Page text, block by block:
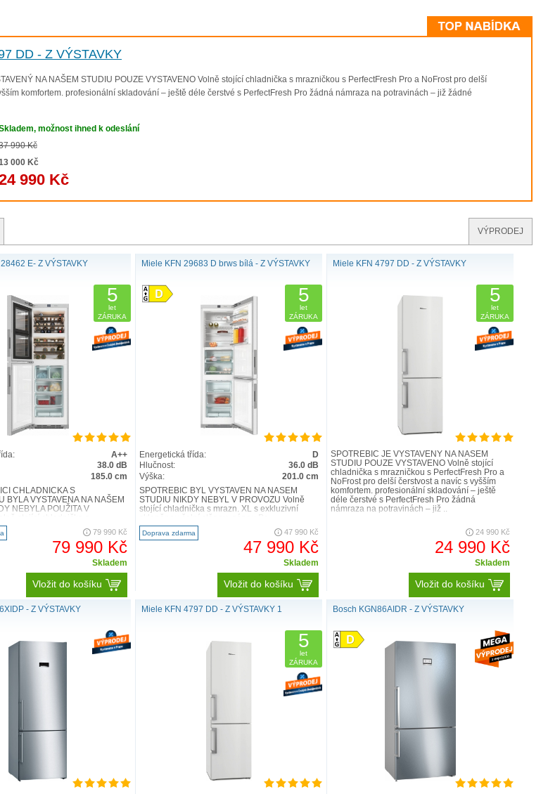
DD - Z VÝSTAVKY
NA NAŠEM STUDIU POUZE VYSTAVENO Volně stojící chladnička s mrazničkou s PerfectFresh Pro a NoFrost pro delší
komfortem. profesionální skladování – ještě déle čerstvé s PerfectFresh Pro žádná námraza na potravinách – již žádné
možnost ihned k odeslání
990 Kč
000 Kč
990 Kč
VÝPRODEJ
E- Z VÝSTAVKY
5
let
ZÁRUKA
A++
38.0 dB
185.0 cm
CHLADNIČKA S
BYLA VYSTAVENA NA NAŠEM
NEBYLA POUŽITA V
79 990 Kč
79 990 Kč
Skladem
Vložit do košíku
Miele KFN 29683 D brws bílá - Z VÝSTAVKY
5
let
ZÁRUKA
Energetická třída:
D
Hlučnost:
36.0 dB
Výška:
201.0 cm
SPOTŘEBIČ BYL VYSTAVEN NA NAŠEM
STUDIU NIKDY NEBYL V PROVOZU Volně
stojící chladnička s mrazn. XL s exkluzivní
Doprava zdarma 47 990 Kč
47 990 Kč
Skladem
Vložit do košíku
Miele KFN 4797 DD - Z VÝSTAVKY
5
let
ZÁRUKA
SPOTŘEBIČ JE VYSTAVENÝ NA NAŠEM
STUDIU POUZE VYSTAVENO Volně stojící
chladnička s mrazničkou s PerfectFresh Pro a
NoFrost pro delší čerstvost a navíc s vyšším
komfortem. profesionální skladování – ještě
déle čerstvé s PerfectFresh Pro žádná
námraza na potravinách – již ..
24 990 Kč
24 990 Kč
Skladem
Vložit do košíku
- Z VÝSTAVKY Miele KFN 4797 DD - Z VÝSTAVKY 1
5
let
ZÁRUKA
Bosch KGN86AIDR - Z VÝSTAVKY